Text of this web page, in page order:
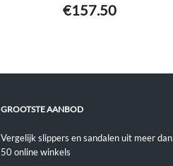
€157.50
GROOTSTE AANBOD
Vergelijk slippers en sandalen uit meer dan
50 online winkels